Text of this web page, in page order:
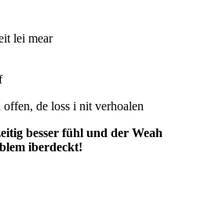
lei mear
de loss i nit verhoalen
besser fühl und der Weah
iberdeckt!